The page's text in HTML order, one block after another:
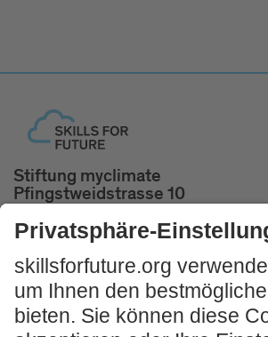
Stiftung myclimate
Pfingstweidstrasse 10
8005 Zürich, Schweiz
Tel. +41 44 500 43 50
skillsforfuture@myclimate.org
Kostenlosen
Impulsworkshop buchen!